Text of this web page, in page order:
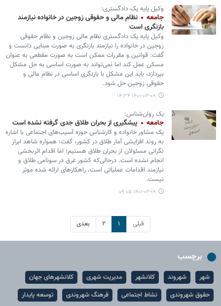
وکیل پایه یک دادگستری:
جامعه
نظام مالی و حقوقی زوجین در خانواده نیازمند
بازنگری است
وکیل پایه یک دادگستری نظام مالی زوجین و نظام حقوقی
زوجین در خانواده را نیازمند بازنگری به صورت مبنایی دانست و
گفت: قوانین و مقررات ممکن است به صورت مقطعی به عنوان
مسکن عمل کند اما نمی‌تواند به صورت اساسی به حل مشکل
بپردازد، باید این مشکل با بازنگری اساسی در نظام مالی و
حقوقی زوجین حل شود.
۱۴۰۱-۰۳-۰۹ ۱۴:۳۴
یک روان‌شناس:
جامعه پیشگیری از بحران طلاق جدی گرفته نشده است
یک مشاور خانواده و کارشناس حوزه آسیب‌های اجتماعی با اشاره
به روند افزایشی آمار طلاق در کشور، گفت: همواره شاهد ابراز
نگرانی مسئولان از بحران طلاق هستیم؛ اما اقدام اثربخشی
انجام نشده است. درحالی‌که کشور غرق در سونامی طلاق و
نیازمند اقدامات عملیاتی است، راهکارهای ارائه شده موثر
نیست.
۱۴۰۱-۰۲-۱۹ ۰۹:۰۵
قبلی ۱ ۲ بعدی
برچسب
شهر شهروند کلانشهر مدیریت شهری
کلانشهرهای جهان
حقوق شهروندی
نشاط اجتماعی فرهنگ شهروندی توسعه پایدار